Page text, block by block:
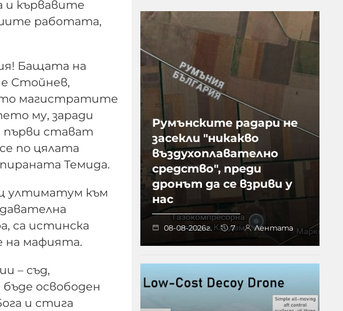
и кървавите
работата,
Бащата на
Стойнев,
магистратите
му, заради
първи стават
по цялата
Темида.
ултиматум към
са истинска
на мафията.
– съд,
освободен
и стига
Румънските радари не
засекли "никакво
въздухоплавателно
средство", преди
дронът да се взриви у
нас
08-08-2026г. 7 Лентата